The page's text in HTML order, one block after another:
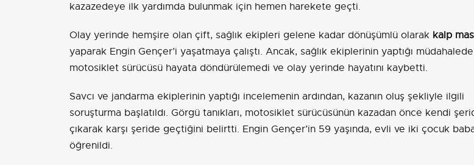
kazazedeye ilk yardımda bulunmak için hemen harekete geçti.
Olay yerinde hemşire olan çift, sağlık ekipleri gelene kadar dönüşümlü olarak kalp
yaparak Engin Gençer’i yaşatmaya çalıştı. Ancak, sağlık ekiplerinin yaptığı
motosiklet sürücüsü hayata döndürülemedi ve olay yerinde hayatını kaybetti.
Savcı ve jandarma ekiplerinin yaptığı incelemenin ardından, kazanın oluş şekliyle ilgili
soruşturma başlatıldı. Görgü tanıkları, motosiklet sürücüsünün kazadan önce kendi
çıkarak karşı şeride geçtiğini belirtti. Engin Gençer’in 59 yaşında, evli ve iki çocuk
öğrenildi.